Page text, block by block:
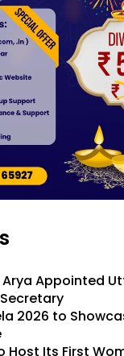
Arya Appointed
2026 to
Host Its First